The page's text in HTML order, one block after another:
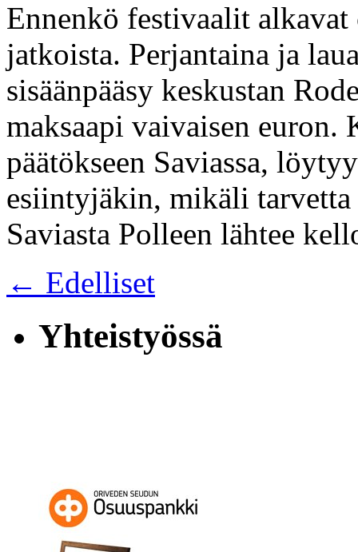
Ennenkö festivaalit alkavat
jatkoista. Perjantaina ja
sisäänpääsy keskustan
maksaapi vaivaisen euron.
päätökseen Saviassa,
esiintyjäkin, mikäli
Saviasta Polleen lähtee
← Edelliset
Yhteistyössä